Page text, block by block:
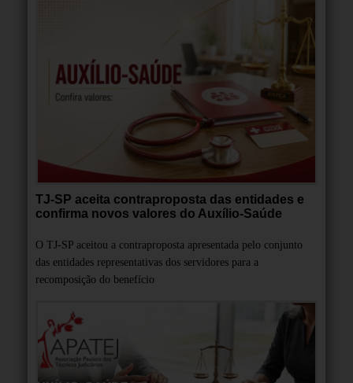
TJ-SP aceita contraproposta das entidades e
confirma novos valores do Auxílio-Saúde
O TJ-SP aceitou a contraproposta apresentada pelo conjunto
das entidades representativas dos servidores para a
recomposição do benefício